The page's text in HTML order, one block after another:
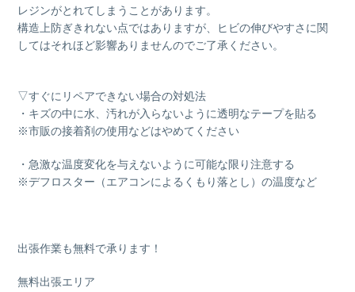
レジンがとれてしまうことがあります。
構造上防ぎきれない点ではありますが、ヒビの伸びやすさに関
してはそれほど影響ありませんのでご了承ください。
▽すぐにリペアできない場合の対処法
・キズの中に水、汚れが入らないように透明なテープを貼る
※市販の接着剤の使用などはやめてください
・急激な温度変化を与えないように可能な限り注意する
※デフロスター（エアコンによるくもり落とし）の温度など
出張作業も無料で承ります！
無料出張エリア